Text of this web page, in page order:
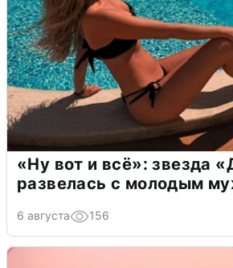
«Ну вот и всё»: звезда
развелась с молодым
6 августа 156